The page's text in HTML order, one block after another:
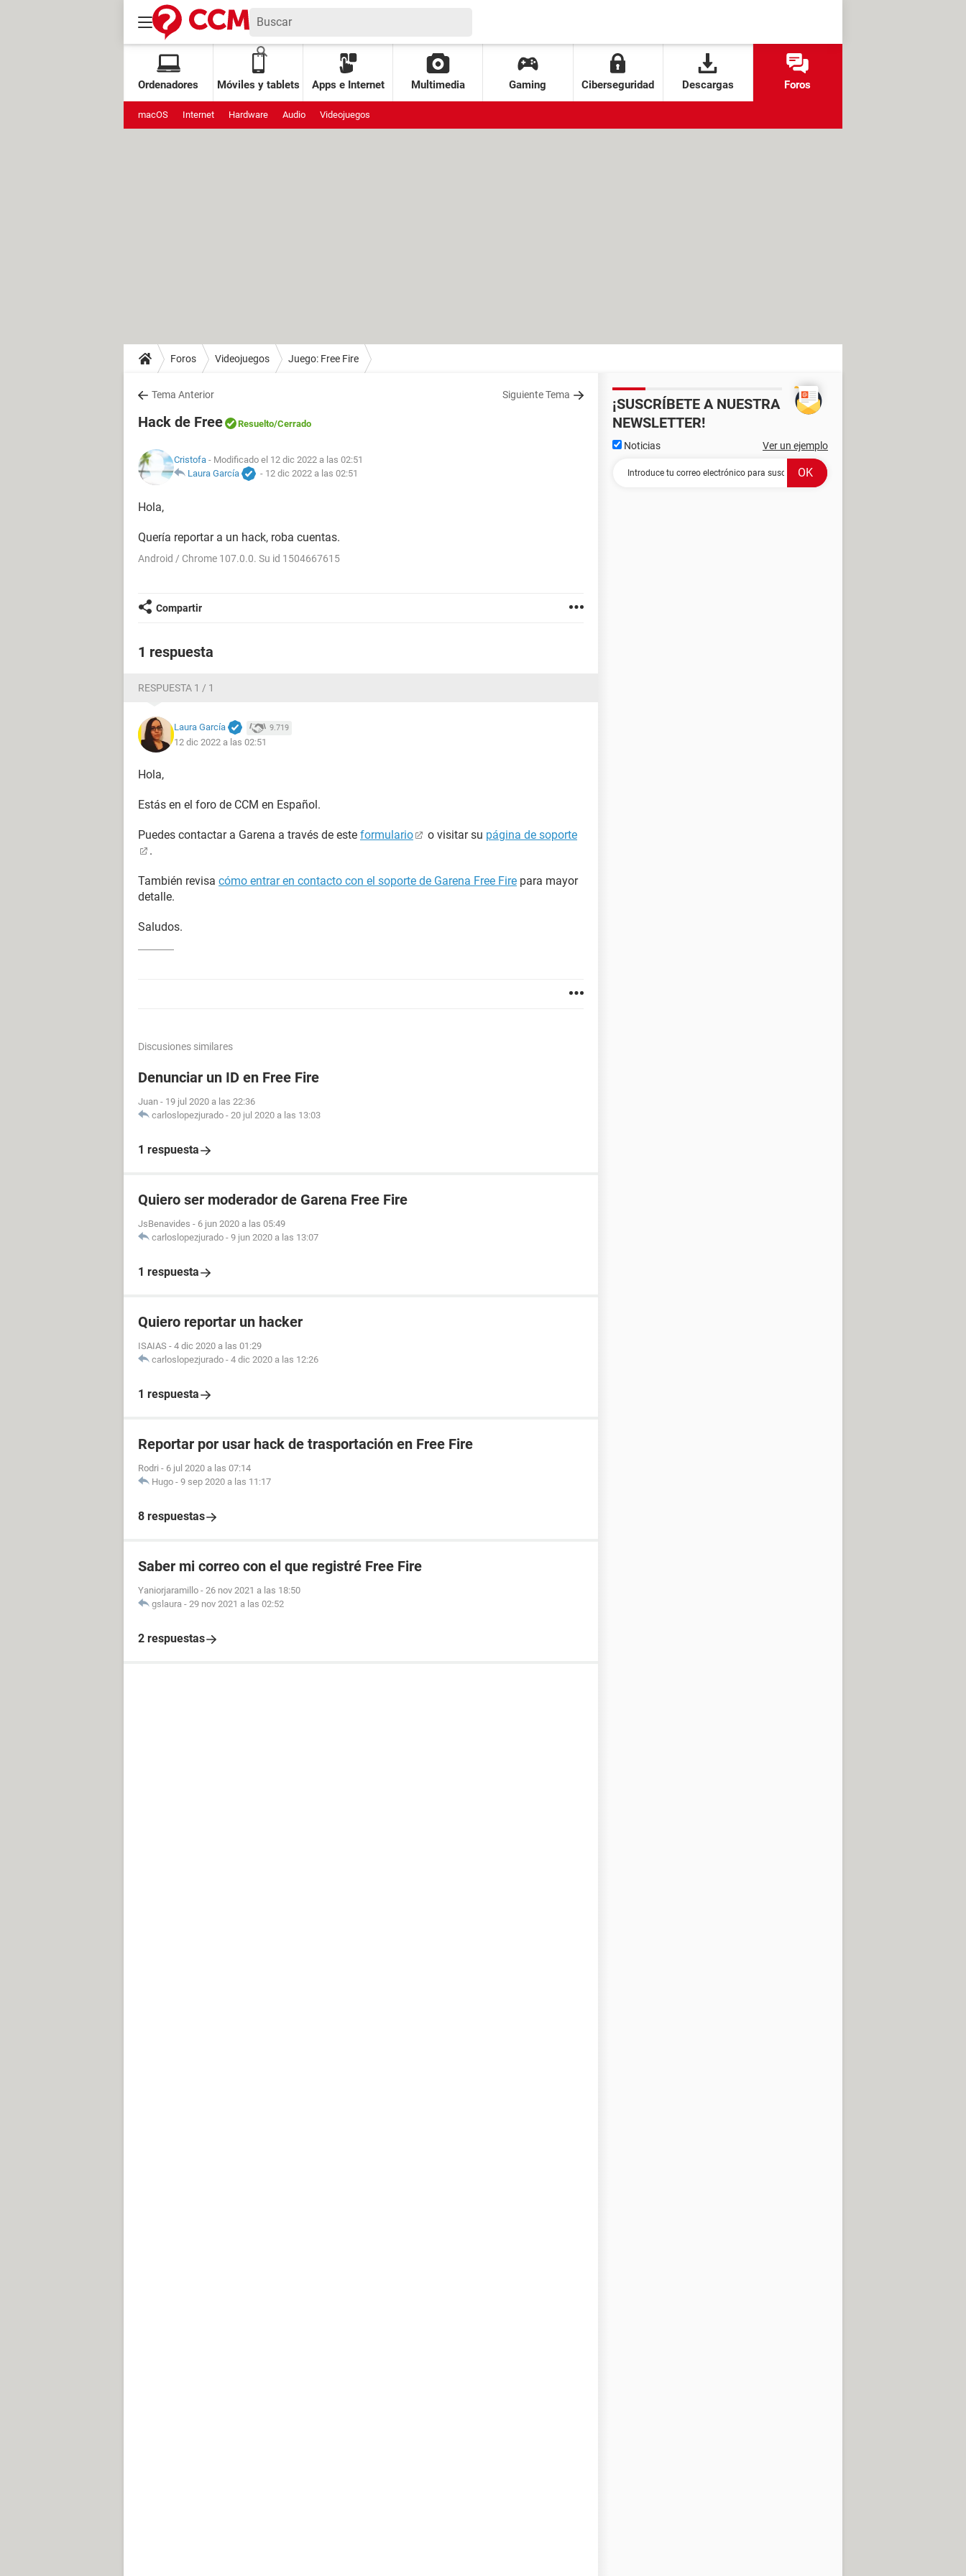
Ordenadores Móviles y tablets Apps e Internet Multimedia Gaming Ciberseguridad Descargas Foros
macOS Internet Hardware Audio Videojuegos
Foros Videojuegos Juego: Free Fire
Tema Anterior Siguiente Tema
Hack de Free Resuelto/Cerrado
Cristofa - Modificado el 12 dic 2022 a las 02:51
Laura García
- 12 dic 2022 a las 02:51
Hola,
Quería reportar a un hack, roba cuentas.
Android / Chrome 107.0.0. Su id 1504667615
Compartir
1 respuesta
RESPUESTA 1 / 1
Laura García 9.719
12 dic 2022 a las 02:51
Hola,
Estás en el foro de CCM en Español.
Puedes contactar a Garena a través de este formulario o visitar su página de soporte
.
También revisa cómo entrar en contacto con el soporte de Garena Free Fire para mayor
detalle.
Saludos.
Discusiones similares
Denunciar un ID en Free Fire
Juan - 19 jul 2020 a las 22:36
carloslopezjurado - 20 jul 2020 a las 13:03
1 respuesta
Quiero ser moderador de Garena Free Fire
JsBenavides - 6 jun 2020 a las 05:49
carloslopezjurado - 9 jun 2020 a las 13:07
1 respuesta
Quiero reportar un hacker
ISAIAS - 4 dic 2020 a las 01:29
carloslopezjurado - 4 dic 2020 a las 12:26
1 respuesta
Reportar por usar hack de trasportación en Free Fire
Rodri - 6 jul 2020 a las 07:14
Hugo - 9 sep 2020 a las 11:17
8 respuestas
Saber mi correo con el que registré Free Fire
Yaniorjaramillo - 26 nov 2021 a las 18:50
gslaura - 29 nov 2021 a las 02:52
2 respuestas
¡SUSCRÍBETE A NUESTRA
NEWSLETTER!
Noticias Ver un ejemplo